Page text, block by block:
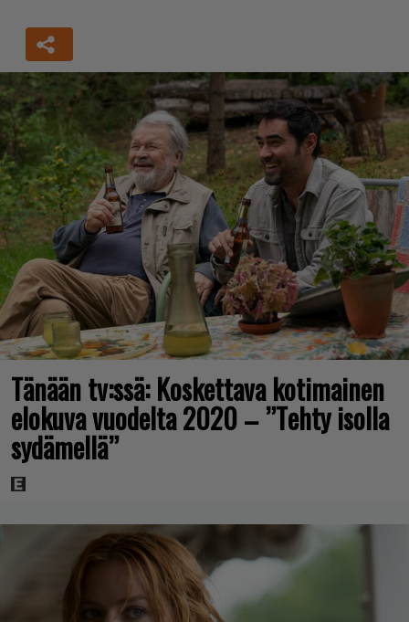
Tänään tv:ssä: Koskettava kotimainen
elokuva vuodelta 2020 – ”Tehty isolla
sydämellä”